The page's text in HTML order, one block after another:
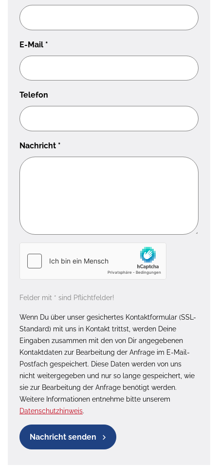
E-Mail *
Telefon
Nachricht *
Felder mit * sind Pflichtfelder!
Wenn Du über unser gesichertes Kontaktformular (SSL-
Standard) mit uns in Kontakt trittst, werden Deine
Eingaben zusammen mit den von Dir angegebenen
Kontaktdaten zur Bearbeitung der Anfrage im E-Mail-
Postfach gespeichert. Diese Daten werden von uns
nicht weitergegeben und nur so lange gespeichert, wie
sie zur Bearbeitung der Anfrage benötigt werden.
Weitere Informationen entnehme bitte unserem
Datenschutzhinweis.
Nachricht senden